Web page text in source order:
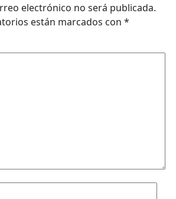
electrónico no será publicada.
están marcados con *